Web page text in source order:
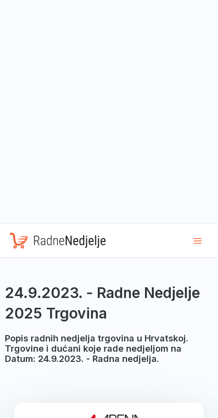
24.9.2023. - Radne Nedjelje
2025 Trgovina
Popis radnih nedjelja trgovina u Hrvatskoj.
Trgovine i dućani koje rade nedjeljom na
Datum: 24.9.2023. - Radna nedjelja.